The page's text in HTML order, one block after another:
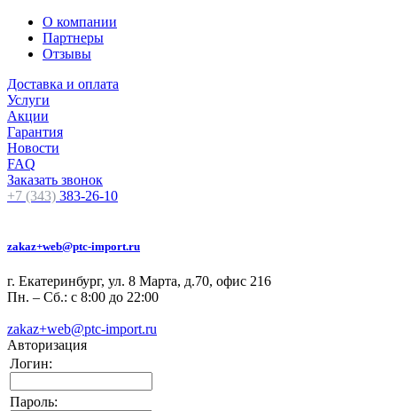
О компании
Партнеры
Отзывы
Доставка и оплата
Услуги
Акции
Гарантия
Новости
FAQ
Заказать звонок
+7 (343) 383-26-10
zakaz+web@ptc-import.ru
г. Екатеринбург, ул. 8 Марта, д.70, офис 216
Пн. – Сб.: с 8:00 до 22:00
zakaz+web@ptc-import.ru
Авторизация
Логин:
Пароль: